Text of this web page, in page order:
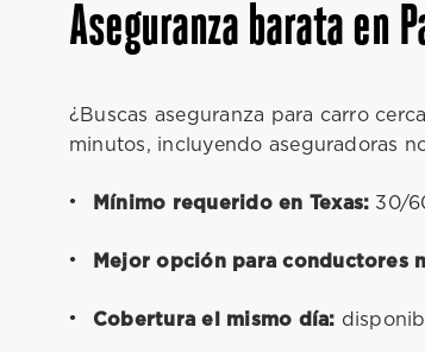
Aseguranza barata en
¿Buscas aseguranza para carro
minutos, incluyendo aseguradoras
Mínimo requerido en Texas: 30/
Mejor opción para conductores
Cobertura el mismo día: